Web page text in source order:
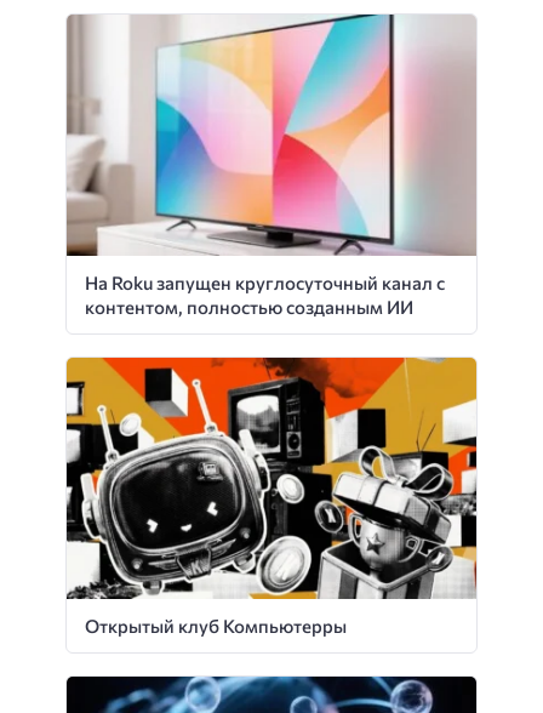
На Roku запущен круглосуточный канал с
контентом, полностью созданным ИИ
Открытый клуб Компьютерры